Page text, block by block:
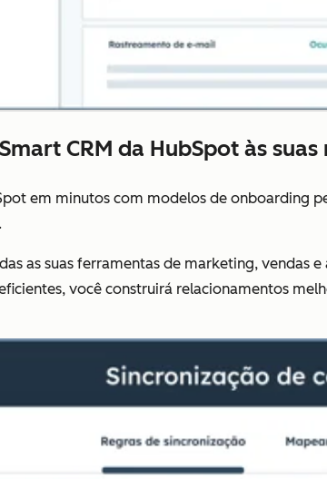
CRM da HubSpot às
em minutos com modelos de onboarding
as suas ferramentas de marketing, vendas
você construirá relacionamentos